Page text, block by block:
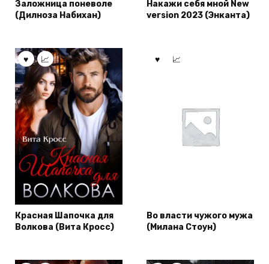
Заложница поневоле
(Дилноза Набихан)
Накажи себя мной New
version 2023 (Энканта)
Красная Шапочка для
Волкова (Вита Кросс)
Во власти чужого мужа
(Милана Стоун)